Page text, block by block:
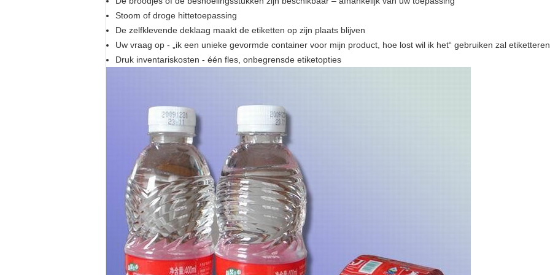
Stoom of droge hittetoepassing
De zelfklevende deklaag maakt de etiketten op zijn plaats blijven
Uw vraag op - „ik een unieke gevormde container voor mijn product, hoe lost wil ik het“ gebruiken zal
Druk inventariskosten - één fles, onbegrensde etiketopties